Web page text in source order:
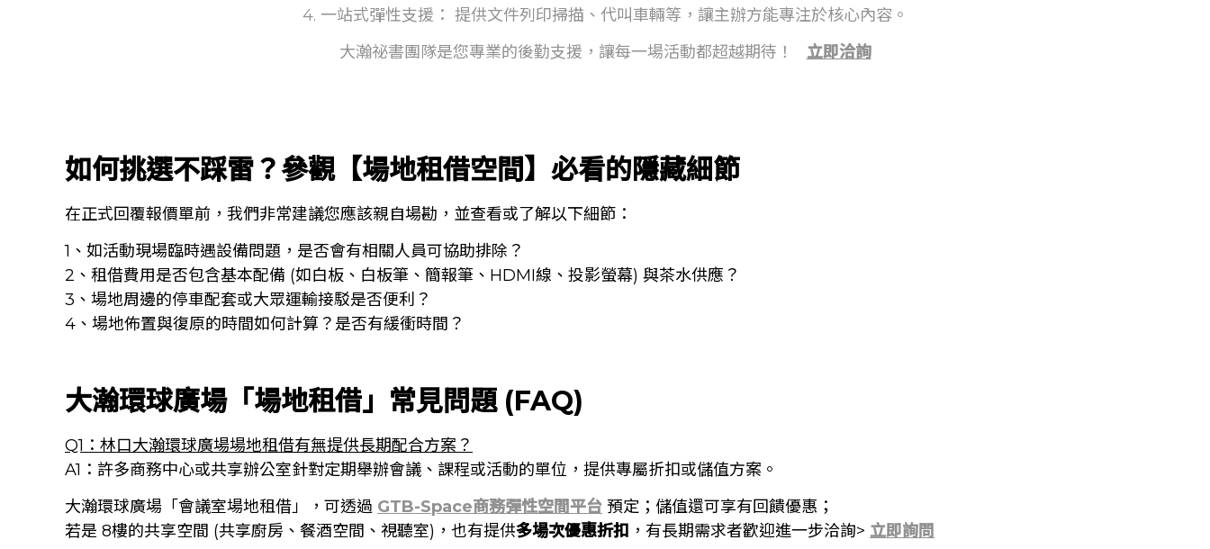
4. 一站式彈性支援： 提供文件列印掃描、代叫車輛等，讓主辦方能專注於核心內容。
大瀚祕書團隊是您專業的後勤支援，讓每一場活動都超越期待！ 立即洽詢
如何挑選不踩雷？參觀【場地租借空間】必看的隱藏細節
在正式回覆報價單前，我們非常建議您應該親自場勘，並查看或了解以下細節：
1、如活動現場臨時遇設備問題，是否會有相關人員可協助排除？
2、租借費用是否包含基本配備 (如白板、白板筆、簡報筆、HDMI線、投影螢幕) 與茶水供應？
3、場地周邊的停車配套或大眾運輸接駁是否便利？
4、場地佈置與復原的時間如何計算？是否有緩衝時間？
大瀚環球廣場「場地租借」常見問題 (FAQ)
Q1：林口大瀚環球廣場場地租借有無提供長期配合方案？
A1：許多商務中心或共享辦公室針對定期舉辦會議、課程或活動的單位，提供專屬折扣或儲值方案。
大瀚環球廣場「會議室場地租借」，可透過 GTB-Space商務彈性空間平台 預定；儲值還可享有回饋優惠；
若是 8樓的共享空間 (共享廚房、餐酒空間、視聽室)，也有提供多場次優惠折扣 ，有長期需求者歡迎進一步洽詢> 立即詢問